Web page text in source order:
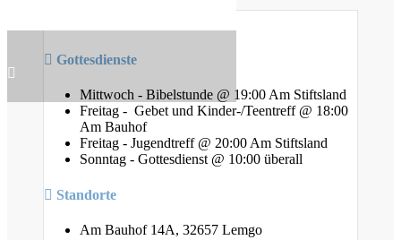
Gottesdienste
Mittwoch - Bibelstunde @ 19:00 Am Stiftsland
Freitag - Gebet und Kinder-/Teentreff @ 18:00
Am Bauhof
Freitag - Jugendtreff @ 20:00 Am Stiftsland
Sonntag - Gottesdienst @ 10:00 überall
Standorte
Am Bauhof 14A, 32657 Lemgo